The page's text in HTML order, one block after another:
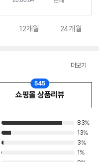
12개월 24개월
더보기
쇼핑몰 상품리뷰
545
83%
13%
3%
1%